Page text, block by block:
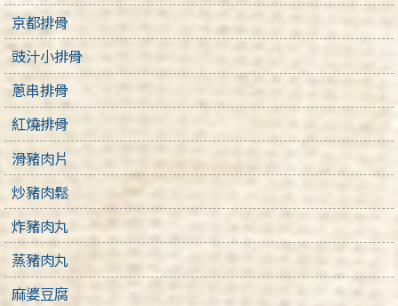
京都排骨
豉汁小排骨
蔥串排骨
紅燒排骨
滑豬肉片
炒豬肉鬆
炸豬肉丸
蒸豬肉丸
麻婆豆腐